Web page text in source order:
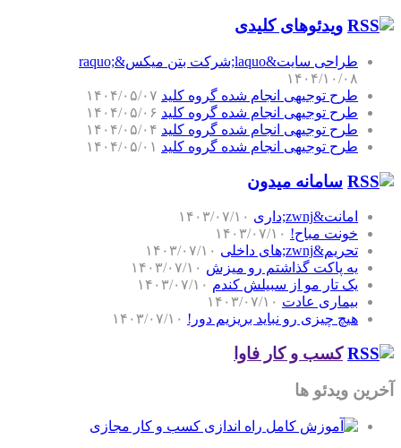
ویدئوهای کلیدی
طراحی سایت&laquo;شرکت بتن میکس&raquo;
۱۴۰۴/۱۰/۰۸
طرح توجیهی انجام شده گروه کلید ۱۴۰۴/۰۵/۰۷
طرح توجیهی انجام شده گروه کلید ۱۴۰۴/۰۵/۰۶
طرح توجیهی انجام شده گروه کلید ۱۴۰۴/۰۵/۰۴
طرح توجیهی انجام شده گروه کلید ۱۴۰۴/۰۵/۰۱
سامانه میدون
امانت&zwnj;داری
۱۴۰۳/۰۷/۱۰
خونت مباح! ۱۴۰۳/۰۷/۱۰
تحریم&zwnj;های داخلی
۱۴۰۳/۰۷/۱۰
یه پاکت گذاشتم رو میزش ۱۴۰۳/۰۷/۱۰
یک تار مو از سبیلش کندم ۱۴۰۳/۰۷/۱۰
بیماری عادت ۱۴۰۳/۰۷/۱۰
هیچ چیزی رو نباید بریزیم دور! ۱۴۰۳/۰۷/۱۰
کسب و کار فاوا
آخرین ویدئو ها